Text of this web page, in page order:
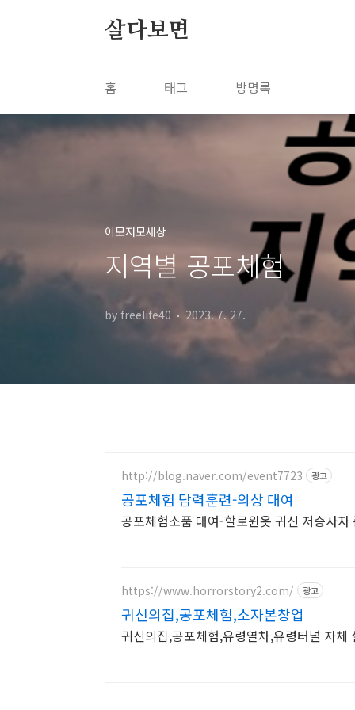
살다보면
홈 태그 방명록
이모저모세상
지역별 공포체험
by freelife40 2023. 7. 27.
http://blog.naver.com/event7723 광고
공포체험 담력훈련-의상 대여
공포체험소품 대여-할로윈옷 귀신 저승사
https://www.horrorstory2.com/ 광고
귀신의집,공포체험,소자본창업
귀신의집,공포체험,유령열차,유령터널 자